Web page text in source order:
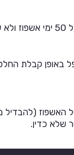
באופן קבלת
(להבדיל
שלא כדין.